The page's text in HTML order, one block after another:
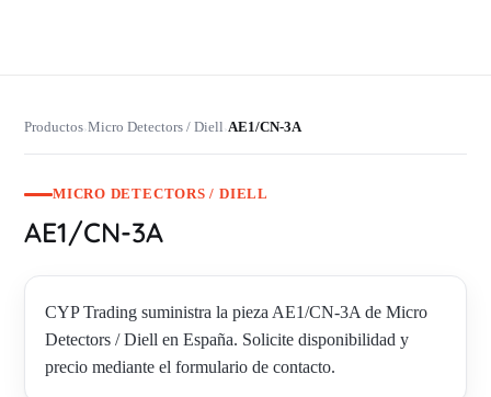
Productos›Micro Detectors / Diell›AE1/CN-3A
MICRO DETECTORS / DIELL
AE1/CN-3A
CYP Trading suministra la pieza AE1/CN-3A de Micro
Detectors / Diell en España. Solicite disponibilidad y
precio mediante el formulario de contacto.